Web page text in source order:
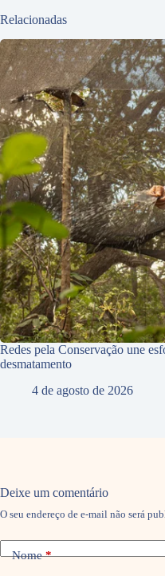
Relacionadas
Redes pela Conservação une
desmatamento
4 de agosto de 2026
Deixe um comentário
O seu endereço de e-mail não será
Nome*